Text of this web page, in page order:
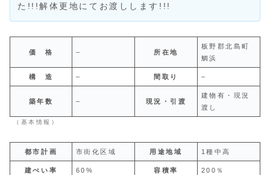
た!!!解体更地にてお渡しします!!!
価 格 – 所在地
板野郡北島町
鯛浜
構 造 – 間取り –
築年数 – 現況・引渡
建物有・現況
渡し
（基本情報）
都市計画 市街化区域 用途地域 1種中高
建ぺい率 60% 容積率 200％